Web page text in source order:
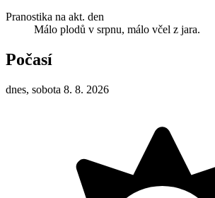
Pranostika na akt. den
Málo plodů v srpnu, málo včel z jara.
Počasí
dnes, sobota 8. 8. 2026